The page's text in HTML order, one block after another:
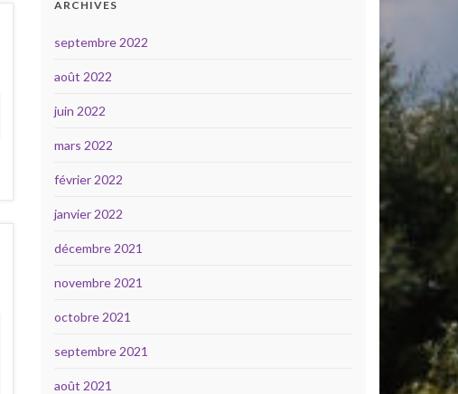
ARCHIVES
septembre 2022
août 2022
juin 2022
mars 2022
février 2022
janvier 2022
décembre 2021
novembre 2021
octobre 2021
septembre 2021
août 2021